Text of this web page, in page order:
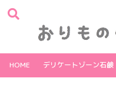
HOME デリケートゾーン石鹸